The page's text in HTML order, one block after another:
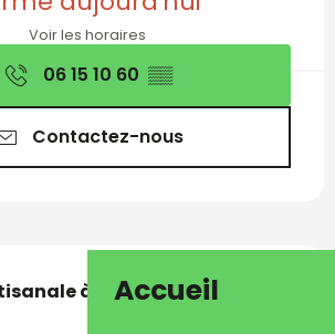
Accueil
Voir les horaires
06 15 10 60 ▒▒
Contactez-nous
à Roqubrune Cap